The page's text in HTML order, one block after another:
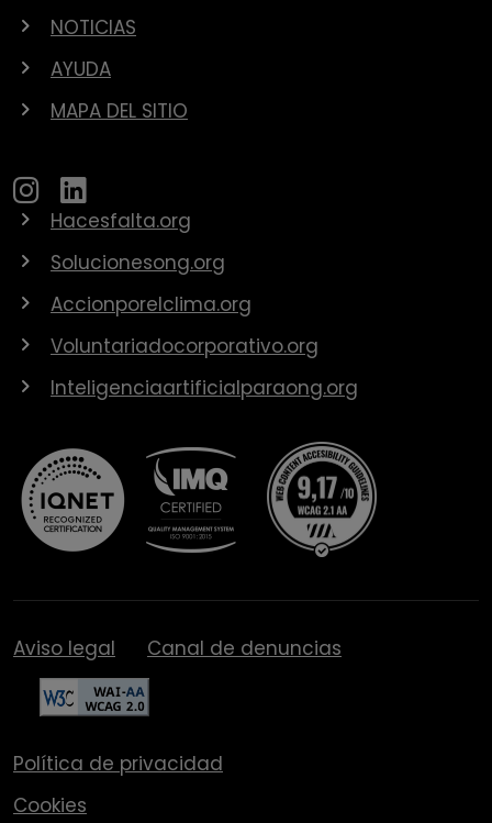
NOTICIAS
AYUDA
MAPA DEL SITIO
Hacesfalta.org
Solucionesong.org
Accionporelclima.org
Voluntariadocorporativo.org
Inteligenciaartificialparaong.org
Aviso legal Canal de denuncias
Política de privacidad
Cookies